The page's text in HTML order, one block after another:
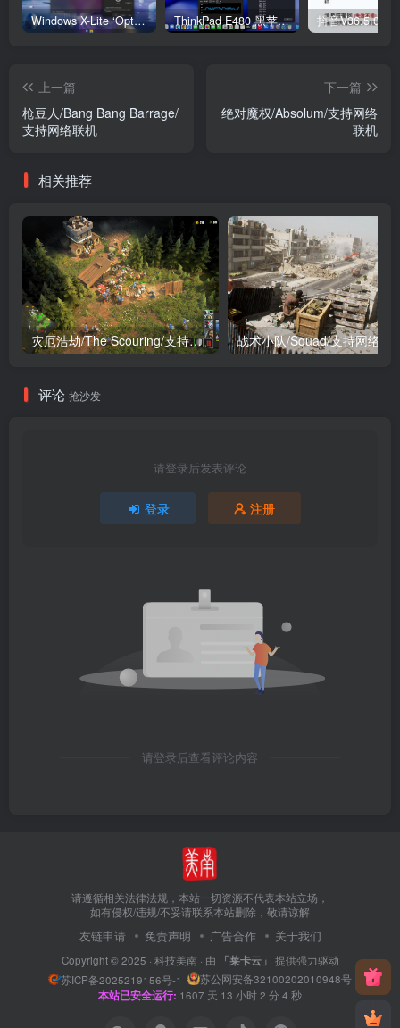
Windows X-Lite ‘Optimum 11’ 25H2 Pro v2 ThinkPad E480 黑苹果完美Tahoe的EFI分享（2026.03.01更新） 抖音V36.5.0 内
上一篇
枪豆人/Bang Bang Barrage/
支持网络联机
下一篇
绝对魔权/Absolum/支持网络
联机
相关推荐
灾厄浩劫/The Scouring/支持网络联机 战术小队/Squad/支持网络联
评论 抢沙发
请登录后发表评论
登录 注册
请登录后查看评论内容
请遵循相关法律法规，本站一切资源不代表本站立场，
如有侵权/违规/不妥请联系本站删除，敬请谅解
友链申请 免责声明 广告合作 关于我们
Copyright © 2025 · 科技美南 · 由 「莱卡云」 提供强力驱动
苏ICP备2025219156号-1
苏公网安备32100202010948号
本站已安全运行: 1607 天 13 小时2 分 5 秒